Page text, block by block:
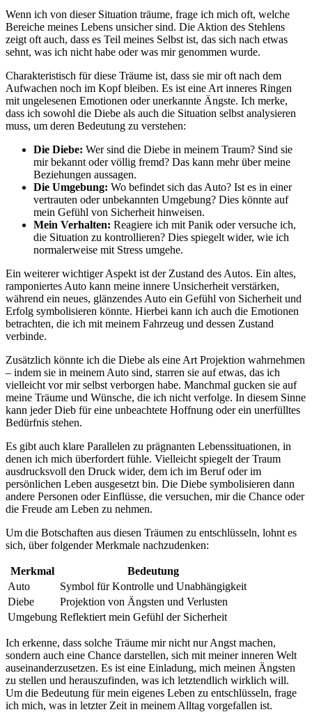
Wenn ich von dieser Situation träume, ⁣frage ich⁣ mich oft, welche
Bereiche meines Lebens unsicher‍ sind. Die Aktion des Stehlens
zeigt ‍oft auch, dass es ​Teil meines Selbst ist, das ⁢sich nach etwas
sehnt, was ich nicht habe oder was mir genommen wurde.
Charakteristisch für diese‍ Träume ist, ‍dass sie ⁣mir oft ​nach dem
Aufwachen noch im Kopf⁤ bleiben. Es ist eine Art inneres Ringen
mit ungelesenen Emotionen oder unerkannte Ängste. Ich merke,
dass ich sowohl die Diebe als​ auch die ⁤Situation selbst analysieren
‍muss, um‌ deren Bedeutung zu verstehen:
Die Diebe: Wer sind die Diebe in meinem Traum?⁣ Sind ⁢sie​
mir bekannt ​oder ⁤völlig fremd?⁣ Das kann mehr über meine
Beziehungen aussagen.
Die Umgebung: ⁢Wo befindet ​sich​ das ⁣Auto? Ist es in einer
vertrauten⁣ oder⁤ unbekannten Umgebung? Dies könnte​ auf
mein⁢ Gefühl⁣ von Sicherheit hinweisen.
Mein Verhalten: Reagiere ich mit Panik oder versuche ich,
⁣die ‍Situation ‌zu kontrollieren? Dies spiegelt wider, wie ⁤ich
normalerweise mit Stress umgehe.
Ein weiterer ⁤wichtiger ‌Aspekt⁣ ist der Zustand des Autos. Ein​ altes,
ramponiertes ​Auto kann⁤ meine​ innere Unsicherheit verstärken,
während ein neues, glänzendes Auto ein Gefühl von Sicherheit und
Erfolg​ symbolisieren könnte. Hierbei kann⁢ ich auch ​die Emotionen
betrachten, die ich mit⁣ meinem⁢ Fahrzeug und‍ dessen⁢ Zustand
⁢verbinde.
Zusätzlich ‍könnte ich die Diebe ⁣als eine Art ⁤Projektion⁣ wahrnehmen
– indem sie in meinem Auto sind, starren sie auf etwas, das ich
vielleicht vor mir selbst verborgen habe. Manchmal⁤ gucken sie auf
meine Träume und⁤ Wünsche, die ich nicht verfolge. In diesem Sinne
kann jeder​ Dieb für eine unbeachtete Hoffnung oder ein unerfülltes
Bedürfnis⁣ stehen.
Es gibt‌ auch klare Parallelen zu‍ prägnanten ‌Lebenssituationen, in
⁤denen ich mich überfordert fühle. Vielleicht ‌spiegelt der Traum
ausdrucksvoll den Druck wider, dem ich im Beruf oder im⁤
persönlichen Leben ausgesetzt bin. Die ​Diebe symbolisieren dann
andere Personen oder Einflüsse, die versuchen, mir die‌ Chance oder
die Freude am Leben zu⁢ nehmen.
Um die Botschaften aus diesen Träumen zu entschlüsseln, lohnt es
sich, über folgender Merkmale nachzudenken:
Merkmal
Bedeutung
Auto
Symbol ​für⁤ Kontrolle und Unabhängigkeit
Diebe
Projektion von ⁣Ängsten ‍und ‌Verlusten
Umgebung Reflektiert mein‍ Gefühl​ der Sicherheit
Ich erkenne, dass⁣ solche Träume mir nicht ⁤nur Angst machen,
sondern auch eine Chance darstellen, sich mit ⁢meiner inneren Welt
⁤auseinanderzusetzen.​ Es ist⁢ eine Einladung, mich meinen Ängsten
zu stellen und herauszufinden, was ich letztendlich wirklich will.
Um die Bedeutung für mein‍ eigenes Leben zu entschlüsseln, frage
⁣ich mich, was in letzter Zeit in ⁢meinem Alltag ‍vorgefallen ist.